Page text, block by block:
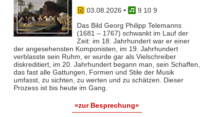
03.08.2026 •
9 10 9
Das Bild Georg Philipp Telemanns
(1681 – 1767) schwankt im Lauf der
Zeit: im 18. Jahrhundert war er einer
der angesehensten Komponisten, im 19. Jahrhundert
verblasste sein Ruhm, er wurde gar als Vielschreiber
diskreditiert, im 20. Jahrhundert begann man, sein Schaffen,
das fast alle Gattungen, Formen und Stile der Musik
umfasst, zu sichten, zu werten und zu schätzen. Dieser
Prozess ist bis heute im Gang.
»zur Besprechung«